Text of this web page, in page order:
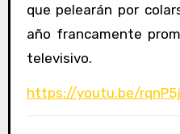
que pelearán por
año francamente
televisivo.
https://youtu.be/